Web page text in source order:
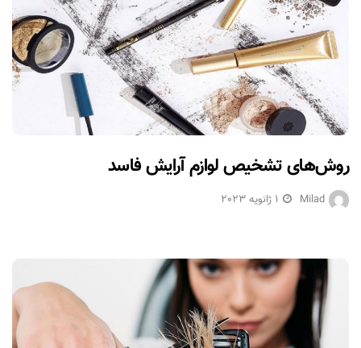
روش‌های تشخیص لوازم آرایش فاسد
Milad 1 ژانویه 2023